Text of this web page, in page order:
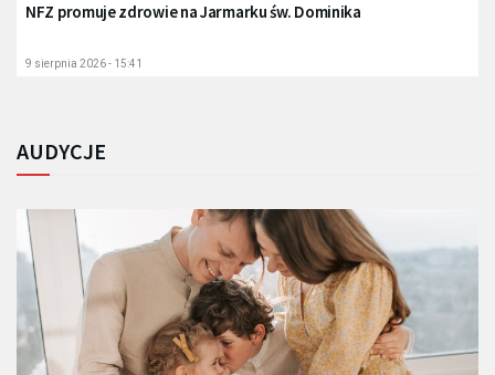
NFZ promuje zdrowie na Jarmarku św. Dominika
9 sierpnia 2026 - 15:41
AUDYCJE